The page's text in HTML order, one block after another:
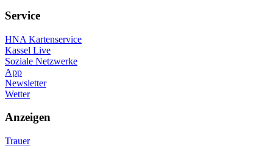
Service
HNA Kartenservice
Kassel Live
Soziale Netzwerke
App
Newsletter
Wetter
Anzeigen
Trauer